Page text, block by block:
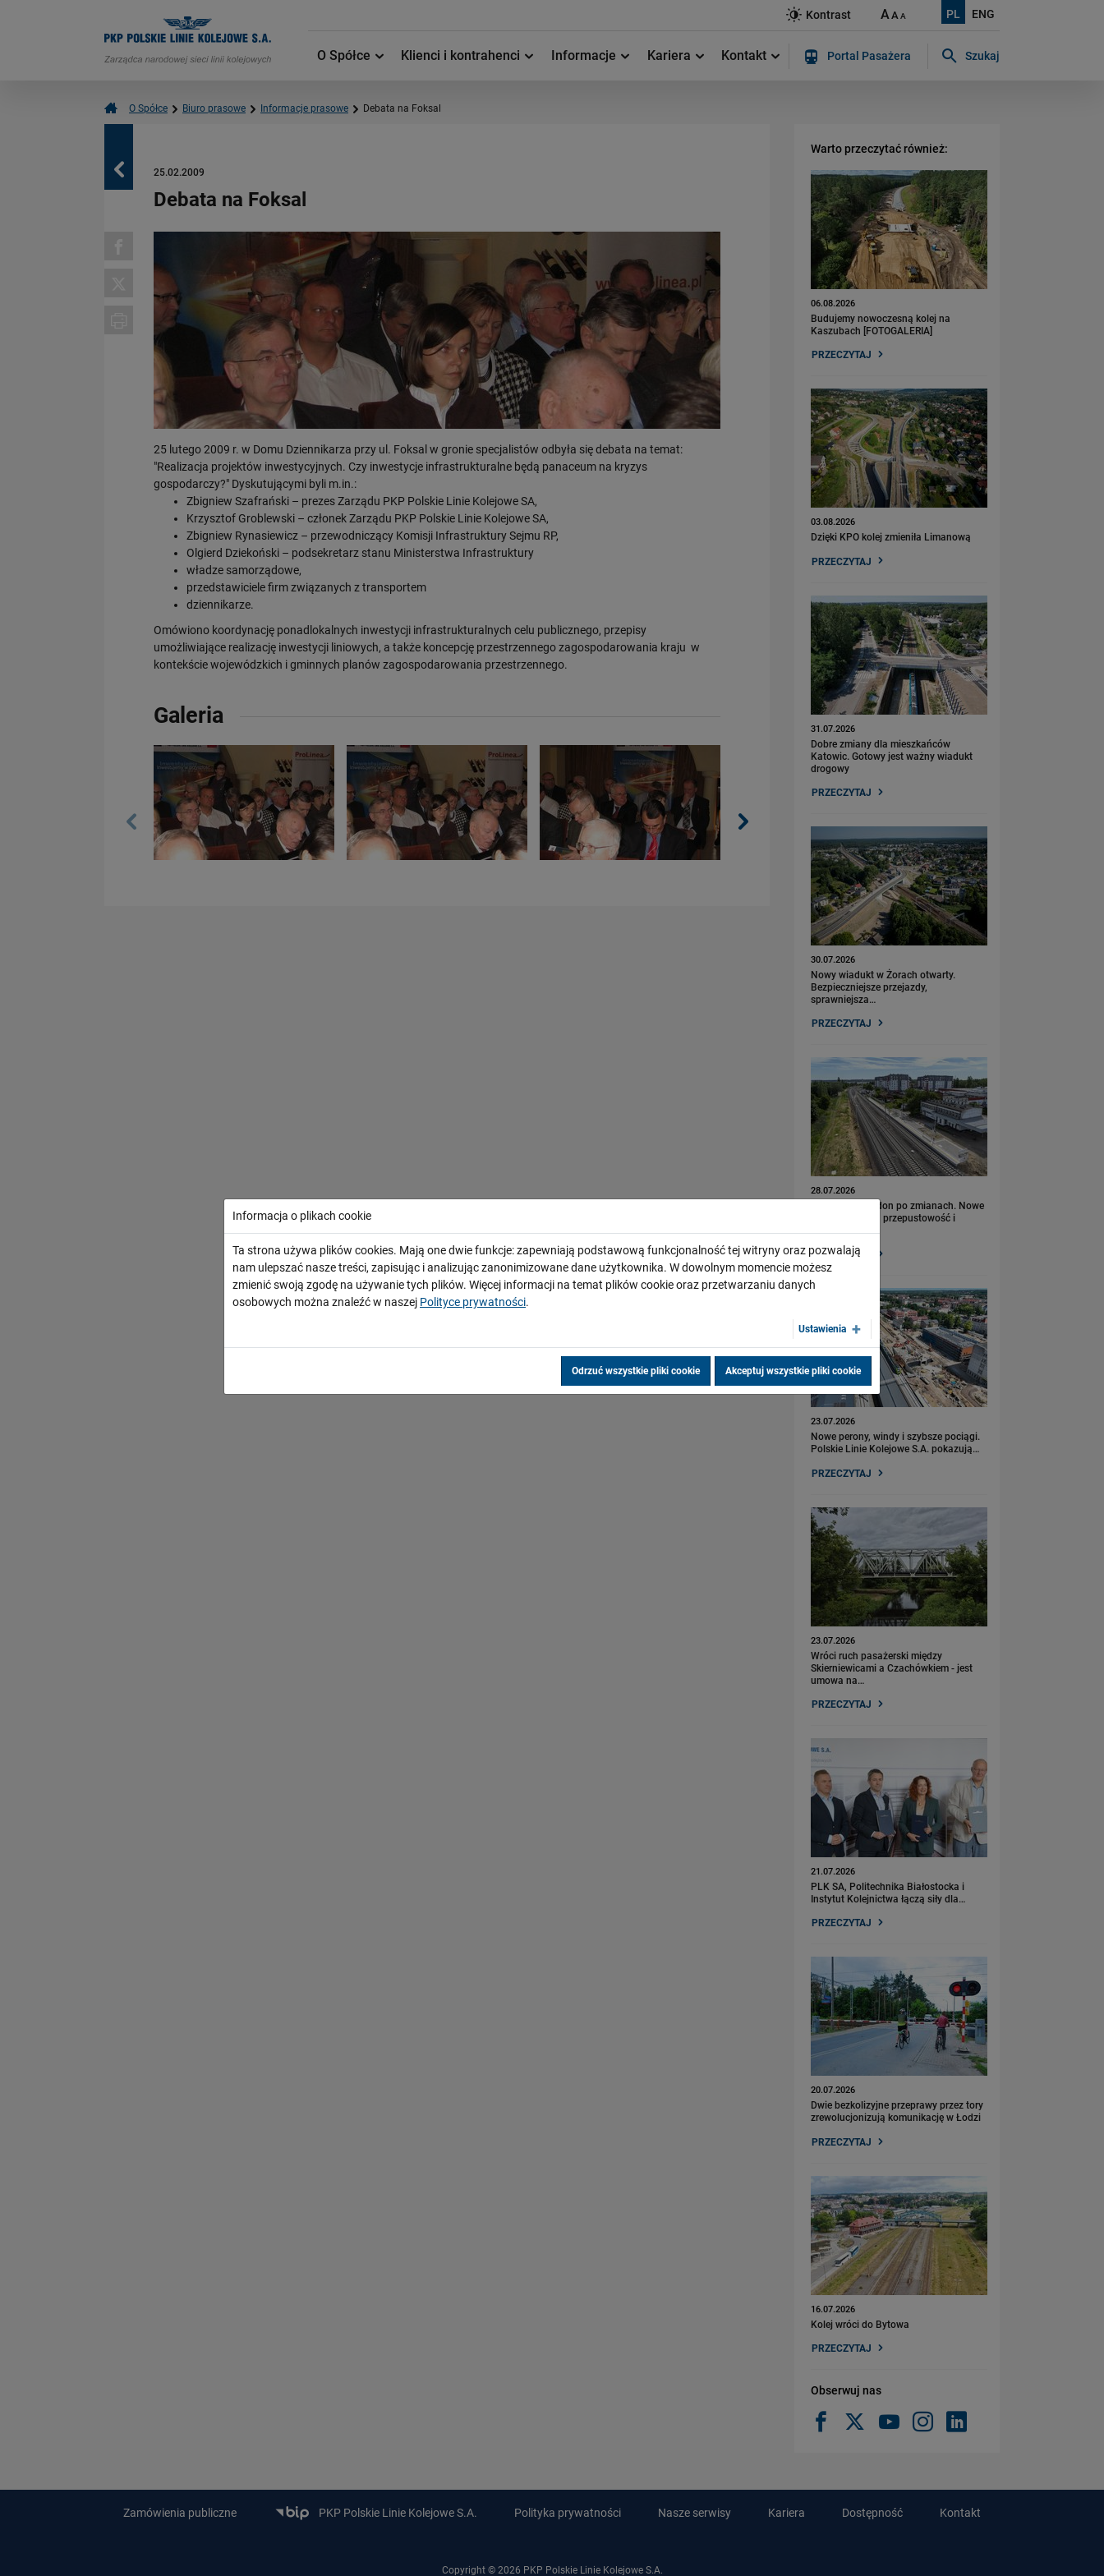
PL ENG
Kontrast AAA
O Spółce Klienci i kontrahenci Informacje Kariera Kontakt Portal Pasażera Szukaj
O Spółce Biuro prasowe Informacje prasowe Debata na Foksal
Powrót 25.02.2009
Debata na Foksal
25 lutego 2009 r. w Domu Dziennikarza przy ul. Foksal w gronie specjalistów odbyła się debata na temat:
"Realizacja projektów inwestycyjnych. Czy inwestycje infrastrukturalne będą panaceum na kryzys
gospodarczy?" Dyskutującymi byli m.in.:
Zbigniew Szafrański – prezes Zarządu PKP Polskie Linie Kolejowe SA,
Krzysztof Groblewski – członek Zarządu PKP Polskie Linie Kolejowe SA,
Zbigniew Rynasiewicz – przewodniczący Komisji Infrastruktury Sejmu RP,
Olgierd Dziekoński – podsekretarz stanu Ministerstwa Infrastruktury
władze samorządowe,
przedstawiciele firm związanych z transportem
dziennikarze.
Omówiono koordynację ponadlokalnych inwestycji infrastrukturalnych celu publicznego, przepisy
umożliwiające realizację inwestycji liniowych, a także koncepcję przestrzennego zagospodarowania kraju w
kontekście wojewódzkich i gminnych planów zagospodarowania przestrzennego.
Galeria
Warto przeczytać również:
06.08.2026
Budujemy nowoczesną kolej na
Kaszubach [FOTOGALERIA]
PRZECZYTAJ
03.08.2026
Dzięki KPO kolej zmieniła Limanową
PRZECZYTAJ
31.07.2026
Dobre zmiany dla mieszkańców
Katowic. Gotowy jest ważny wiadukt
drogowy
PRZECZYTAJ
30.07.2026
Nowy wiadukt w Żorach otwarty.
Bezpieczniejsze przejazdy,
sprawniejsza…
PRZECZYTAJ
28.07.2026
Bydgoszcz Fordon po zmianach. Nowe
perony, większa przepustowość i
kolejny…
PRZECZYTAJ
23.07.2026
Nowe perony, windy i szybsze pociągi.
Polskie Linie Kolejowe S.A. pokazują…
PRZECZYTAJ
23.07.2026
Wróci ruch pasażerski między
Skierniewicami a Czachówkiem - jest
umowa na…
PRZECZYTAJ
21.07.2026
PLK SA, Politechnika Białostocka i
Instytut Kolejnictwa łączą siły dla…
PRZECZYTAJ
20.07.2026
Dwie bezkolizyjne przeprawy przez tory
zrewolucjonizują komunikację w Łodzi
PRZECZYTAJ
16.07.2026
Kolej wróci do Bytowa
PRZECZYTAJ
Obserwuj nas
Zamówienia publiczne PKP Polskie Linie Kolejowe S.A. Polityka prywatności Nasze serwisy Kariera Dostępność Kontakt
Copyright © 2026 PKP Polskie Linie Kolejowe S.A.
Informacja o plikach cookie
Ta strona używa plików cookies. Mają one dwie funkcje: zapewniają podstawową funkcjonalność tej witryny oraz pozwalają
nam ulepszać nasze treści, zapisując i analizując zanonimizowane dane użytkownika. W dowolnym momencie możesz
zmienić swoją zgodę na używanie tych plików. Więcej informacji na temat plików cookie oraz przetwarzaniu danych
osobowych można znaleźć w naszej Polityce prywatności.
Ustawienia
Odrzuć wszystkie pliki cookie Akceptuj wszystkie pliki cookie